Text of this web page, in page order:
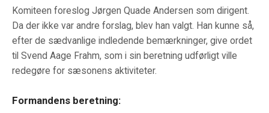
Komiteen foreslog Jørgen Quade Andersen som dirigent.
Da der ikke var andre forslag, blev han valgt. Han kunne så,
efter de sædvanlige indledende bemærkninger, give ordet
til Svend Aage Frahm, som i sin beretning udførligt ville
redegøre for sæsonens aktiviteter.
Formandens beretning: